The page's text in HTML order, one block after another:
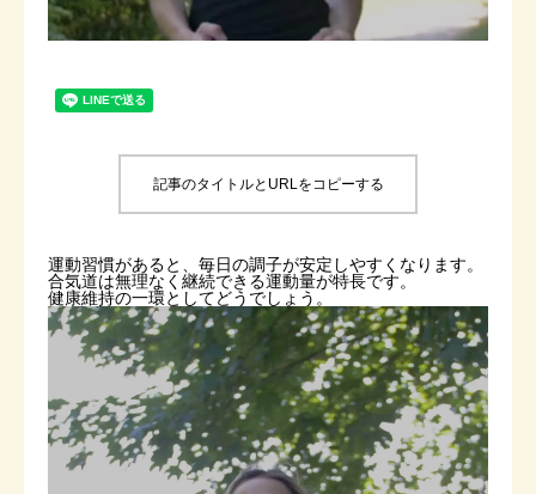
記事のタイトルとURLをコピーする
運動習慣があると、毎日の調子が安定しやすくなります。
合気道は無理なく継続できる運動量が特長です。
健康維持の一環としてどうでしょう。
動
画
ヤ
ー
よくあるご質問